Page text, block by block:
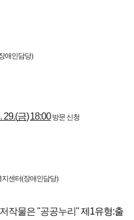
애인담당)
29.(금)18:00방문 신청
지센터(장애인담당)
작물은 "공공누리"제1유형:출